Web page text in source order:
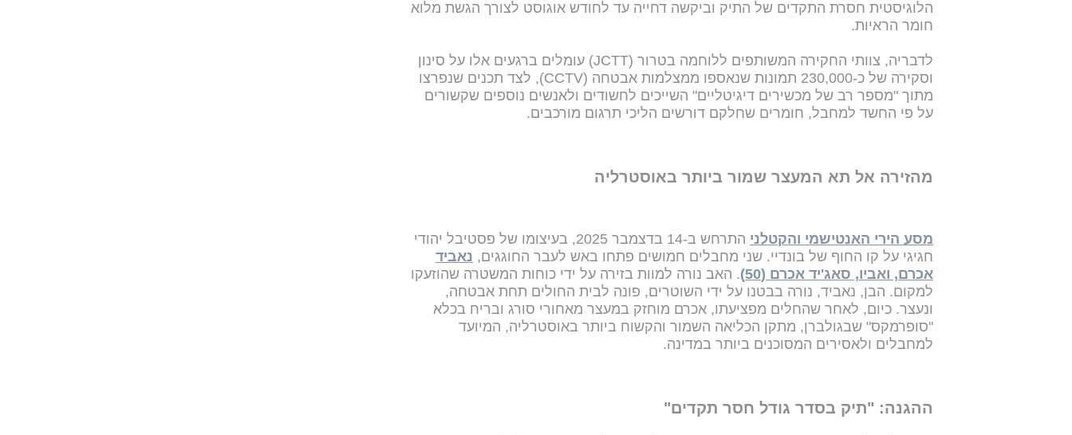
הלוגיסטית חסרת התקדים של התיק וביקשה דחייה עד לחודש אוגוסט לצורך הגשת מלוא
חומר הראיות.
לדבריה, צוותי החקירה המשותפים ללוחמה בטרור (JCTT) עומלים ברגעים אלו על סינון
וסקירה של כ-230,000 תמונות שנאספו ממצלמות אבטחה (CCTV), לצד תכנים שנפרצו
מתוך "מספר רב של מכשירים דיגיטליים" השייכים לחשודים ולאנשים נוספים שקשורים
על פי החשד למחבל, חומרים שחלקם דורשים הליכי תרגום מורכבים.
מהזירה אל תא המעצר שמור ביותר באוסטרליה
מסע הירי האנטישמי והקטלני
התרחש ב-14 בדצמבר 2025, בעיצומו של פסטיבל יהודי
חגיגי על קו החוף של בונדיי. שני מחבלים חמושים פתחו באש לעבר החוגגים, נאביד
אכרם, ואביו, סאג'יד אכרם (50)
. האב נורה למוות בזירה על ידי כוחות המשטרה שהוזעקו
למקום. הבן, נאביד, נורה בבטנו על ידי השוטרים, פונה לבית החולים תחת אבטחה,
ונעצר. כיום, לאחר שהחלים מפציעתו, אכרם מוחזק במעצר מאחורי סורג ובריח בכלא
"סופרמקס" שבגולברן, מתקן הכליאה השמור והקשוח ביותר באוסטרליה, המיועד
למחבלים ולאסירים המסוכנים ביותר במדינה.
ההגנה: "תיק בסדר גודל חסר תקדים"